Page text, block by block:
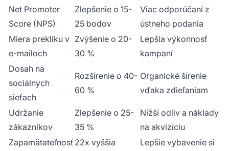
Net Promoter
Score (NPS)
Zlepšenie o 15-
25 bodov
Viac odporúčaní z
ústneho podania
Miera prekliku v
e-mailoch
Zvýšenie o 20-
30 %
Lepšia výkonnosť
kampaní
Dosah na
sociálnych
sieťach
Rozšírenie o 40-
60 %
Organické šírenie
vďaka zdieľaniam
Udržanie
zákazníkov
Zlepšenie o 25-
35 %
Nižší odliv a náklady
na akvizíciu
Zapamätateľnosť 22x vyššia
Lepšie vybavenie si